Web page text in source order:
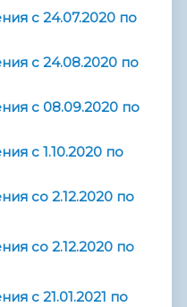
с 24.07.2020 по
с 24.08.2020 по
с 08.09.2020 по
с 1.10.2020 по
со 2.12.2020 по
со 2.12.2020 по
с 21.01.2021 по